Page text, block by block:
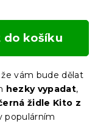
do košíku
vám bude dělat
hezky vypadat,
židle Kito z
populárním